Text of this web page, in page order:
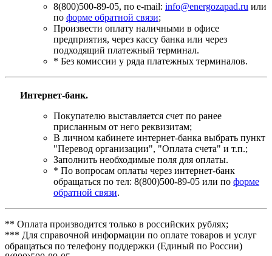
8(800)500-89-05, по e-mail: info@energozapad.ru или
по форме обратной связи;
Произвести оплату наличными в офисе
предприятия, через кассу банка или через
подходящий платежный терминал.
* Без комиссии у ряда платежных терминалов.
Интернет-банк.
Покупателю выставляется счет по ранее
присланным от него реквизитам;
В личном кабинете интернет-банка выбрать пункт
"Перевод организации", "Оплата счета" и т.п.;
Заполнить необходимые поля для оплаты.
* По вопросам оплаты через интернет-банк
обращаться по тел: 8(800)500-89-05 или по форме
обратной связи.
** Оплата производится только в российских рублях;
*** Для справочной информации по оплате товаров и услуг
обращаться по телефону поддержки (Единый по России)